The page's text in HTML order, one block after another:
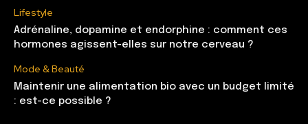
Lifestyle
Adrénaline, dopamine et endorphine : comment ces
hormones agissent-elles sur notre cerveau ?
Mode & Beauté
Maintenir une alimentation bio avec un budget limité
: est-ce possible ?